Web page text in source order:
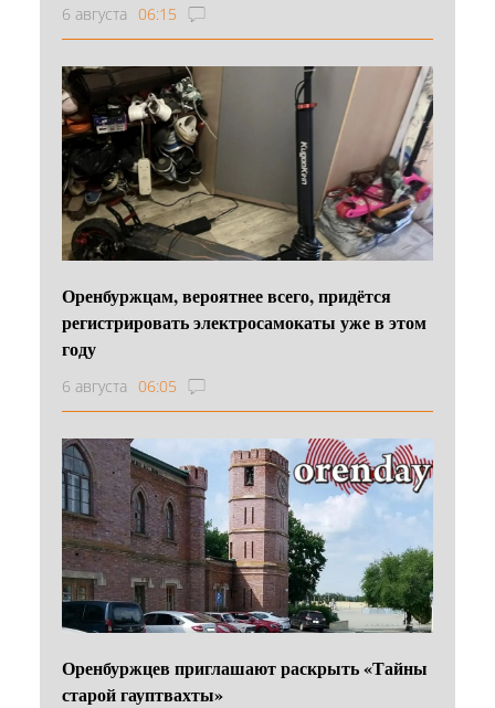
6 августа 06:15
Оренбуржцам, вероятнее всего, придётся
регистрировать электросамокаты уже в этом
году
6 августа 06:05
Оренбуржцев приглашают раскрыть «Тайны
старой гауптвахты»